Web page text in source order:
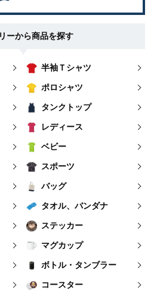
ーから商品を探す
半袖Ｔシャツ
ポロシャツ
タンクトップ
レディース
ベビー
スポーツ
バッグ
タオル、バンダナ
ステッカー
マグカップ
ボトル・タンブラー
コースター